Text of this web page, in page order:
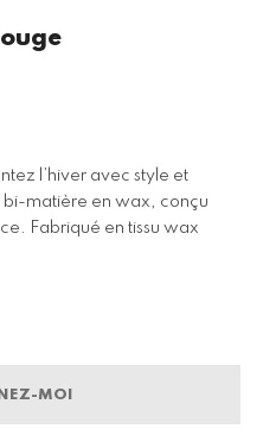
l’hiver avec style et
bi-matière en wax, conçu
Fabriqué en tissu wax
MOI